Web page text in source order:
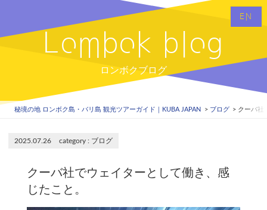
EN
Lombok blog
ロンボクブログ
秘境の地 ロンボク島・バリ島 観光ツアーガイド｜KUBA JAPAN ブログ クーバ社
2025.07.26 ブログ
クーバ社でウェイターとして働き、感
じたこと。